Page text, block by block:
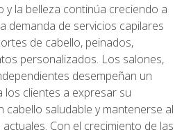
y la belleza continúa creciendo a
demanda de servicios capilares
de cabello, peinados,
personalizados. Los salones,
desempeñan un
los clientes a expresar su
cabello saludable y mantenerse al
Con el crecimiento de las